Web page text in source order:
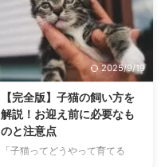
と暮らすにあたって気になること
はたくさんありますが、その中の
ひとつがトイレ問題。トイレはど
のように用意し使い分ければよい
のか、迷ってしまいますよね。
本記事では、猫を多頭飼いする際
のトイレ問題について解説しま
す。 この記事の結論 猫の多頭飼
いをする前に、緊急時に合わせて
利用できる部屋の数を確保してお
2025/9/19
【完全版】子猫の飼い方を
解説！お迎え前に必要なも
のと注意点
「子猫ってどうやって育てる